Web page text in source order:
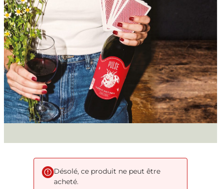
Désolé, ce produit ne peut être
acheté.